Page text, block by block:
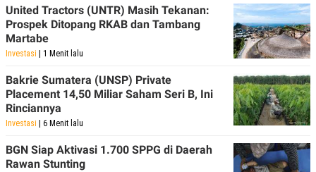
N
G
K
M
D
I
A
.
I
United Tractors (UNTR) Masih Tekanan:
Prospek Ditopang RKAB dan Tambang
Martabe
Investasi | 1 Menit lalu
Bakrie Sumatera (UNSP) Private
Placement 14,50 Miliar Saham Seri B, Ini
Rinciannya
Investasi | 6 Menit lalu
BGN Siap Aktivasi 1.700 SPPG di Daerah
Rawan Stunting